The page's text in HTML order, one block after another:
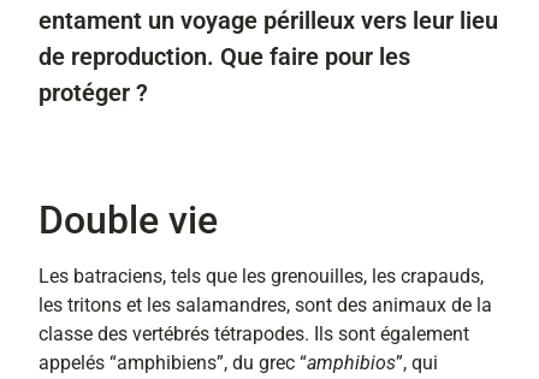
entament un voyage périlleux vers leur lieu
de reproduction. Que faire pour les
protéger ?
Double vie
Les batraciens, tels que les grenouilles, les crapauds,
les tritons et les salamandres, sont des animaux de la
classe des vertébrés tétrapodes. Ils sont également
appelés “amphibiens”, du grec “amphibios”, qui